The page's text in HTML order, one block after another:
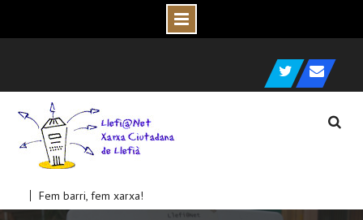
TwitterC
o
r
r
e
u
el
e
c
t
r
ò
n
i
c
Fem barri, fem xarxa!